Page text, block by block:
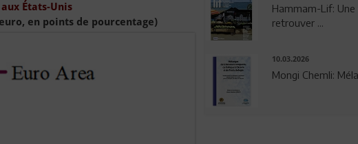
États-Unis
en points de pourcentage)
Hammam-Lif: Une
retrouver ...
10.03.2026
Mongi Chemli: